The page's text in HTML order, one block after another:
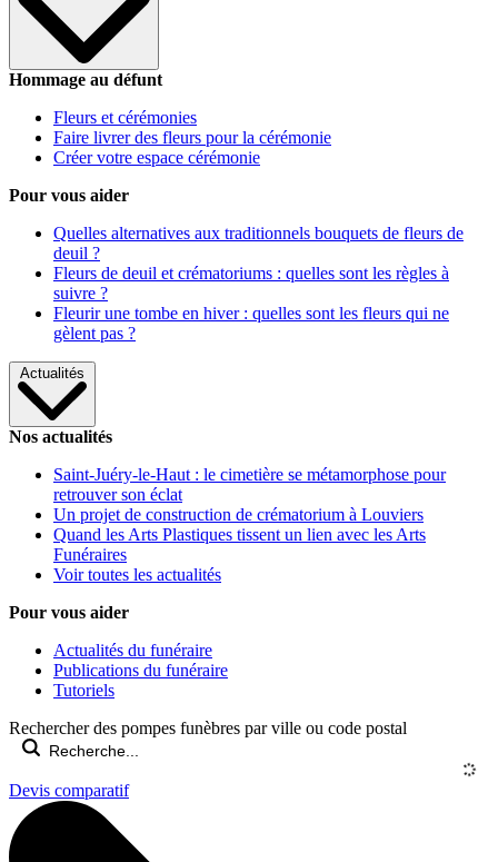
Hommage au défunt
Fleurs et cérémonies
Faire livrer des fleurs pour la cérémonie
Créer votre espace cérémonie
Pour vous aider
Quelles alternatives aux traditionnels bouquets de fleurs de
deuil ?
Fleurs de deuil et crématoriums : quelles sont les règles à
suivre ?
Fleurir une tombe en hiver : quelles sont les fleurs qui ne
gèlent pas ?
Actualités
Nos actualités
Saint-Juéry-le-Haut : le cimetière se métamorphose pour
retrouver son éclat
Un projet de construction de crématorium à Louviers
Quand les Arts Plastiques tissent un lien avec les Arts
Funéraires
Voir toutes les actualités
Pour vous aider
Actualités du funéraire
Publications du funéraire
Tutoriels
Rechercher des pompes funèbres par ville ou code postal
Devis comparatif